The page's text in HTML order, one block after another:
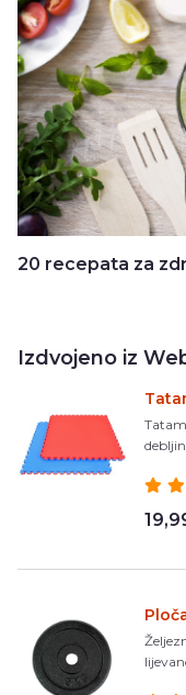
20 recepata za
Izdvojeno iz